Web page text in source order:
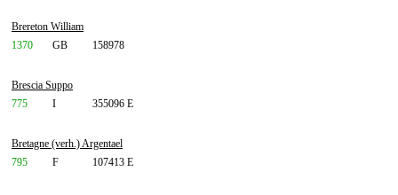
Brereton William
1370
GB 158978
Brescia Suppo
775
I 355096 E
Bretagne (verh.) Argentael
795
F 107413 E